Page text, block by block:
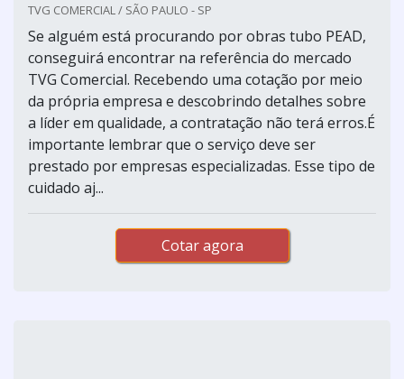
TVG COMERCIAL / SÃO PAULO - SP
Se alguém está procurando por obras tubo PEAD,
conseguirá encontrar na referência do mercado
TVG Comercial. Recebendo uma cotação por meio
da própria empresa e descobrindo detalhes sobre
a líder em qualidade, a contratação não terá erros.É
importante lembrar que o serviço deve ser
prestado por empresas especializadas. Esse tipo de
cuidado aj...
Cotar agora